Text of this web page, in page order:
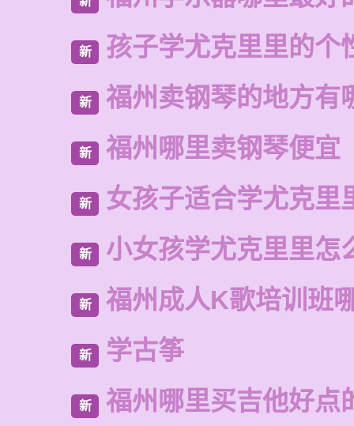
新 孩子学尤克里里的个
新 福州卖钢琴的地方有
新 福州哪里卖钢琴便宜
新 女孩子适合学尤克里
新 小女孩学尤克里里怎
新 福州成人K歌培训班
新 学古筝
新 福州哪里买吉他好点